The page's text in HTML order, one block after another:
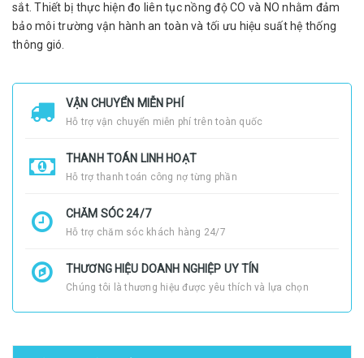
sắt. Thiết bị thực hiện đo liên tục nồng độ CO và NO nhằm đảm
bảo môi trường vận hành an toàn và tối ưu hiệu suất hệ thống
thông gió.
VẬN CHUYỂN MIỄN PHÍ
Hỗ trợ vận chuyển miễn phí trên toàn quốc
THANH TOÁN LINH HOẠT
Hỗ trợ thanh toán công nợ từng phần
CHĂM SÓC 24/7
Hỗ trợ chăm sóc khách hàng 24/7
THƯƠNG HIỆU DOANH NGHIỆP UY TÍN
Chúng tôi là thương hiệu được yêu thích và lựa chọn